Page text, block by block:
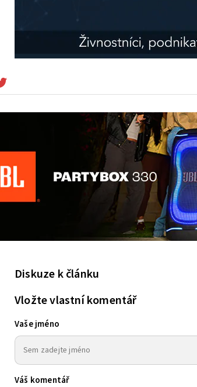
Diskuze k článku
Vložte vlastní komentář
Vaše jméno
Váš komentář